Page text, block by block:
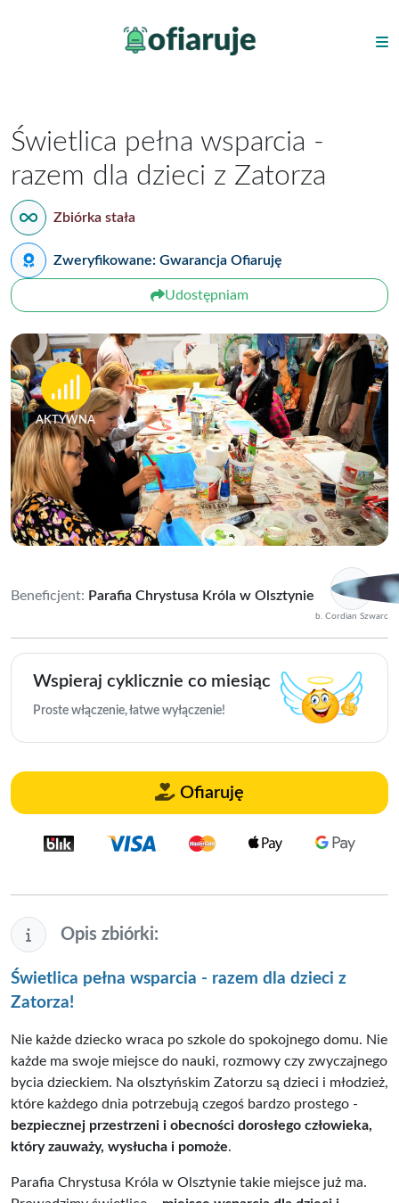
Świetlica pełna wsparcia -
razem dla dzieci z Zatorza
Zbiórka stała
Zweryfikowane: Gwarancja Ofiaruję
Udostępniam
AKTYWNA
Beneficjent: Parafia Chrystusa Króla w Olsztynie
b. Cordian Szwarc
Wspieraj cyklicznie co miesiąc
Proste włączenie, łatwe wyłączenie!
Ofiaruję
Opis zbiórki:
Świetlica pełna wsparcia - razem dla dzieci z
Zatorza!
Nie każde dziecko wraca po szkole do spokojnego domu. Nie
każde ma swoje miejsce do nauki, rozmowy czy zwyczajnego
bycia dzieckiem. Na olsztyńskim Zatorzu są dzieci i młodzież,
które każdego dnia potrzebują czegoś bardzo prostego -
bezpiecznej przestrzeni i obecności dorosłego człowieka,
który zauważy, wysłucha i pomoże.
Parafia Chrystusa Króla w Olsztynie takie miejsce już ma.